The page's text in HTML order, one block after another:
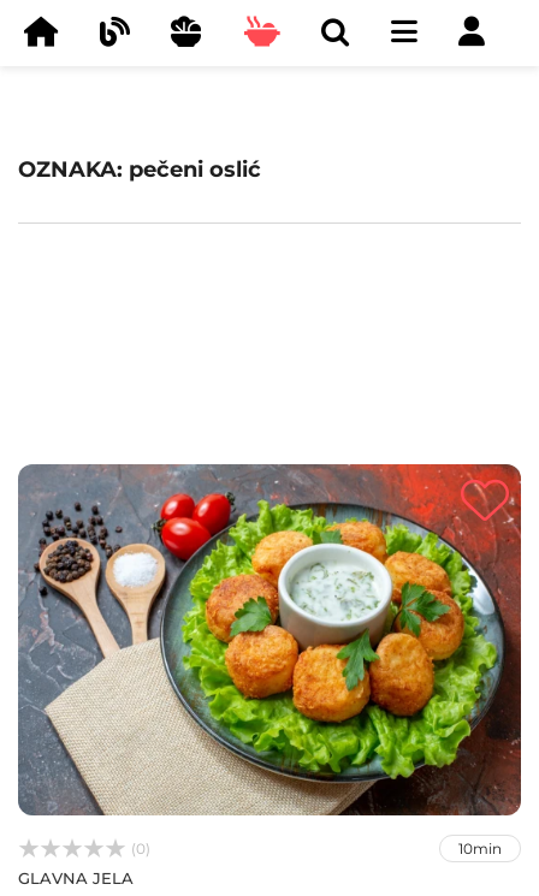
OZNAKA: pečeni oslić


 (0) 10min
GLAVNA JELA